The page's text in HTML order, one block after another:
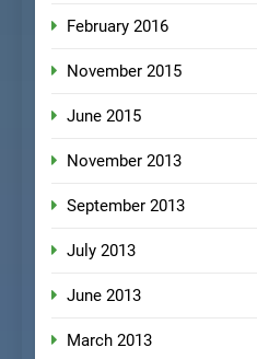
February 2016
November 2015
June 2015
November 2013
September 2013
July 2013
June 2013
March 2013